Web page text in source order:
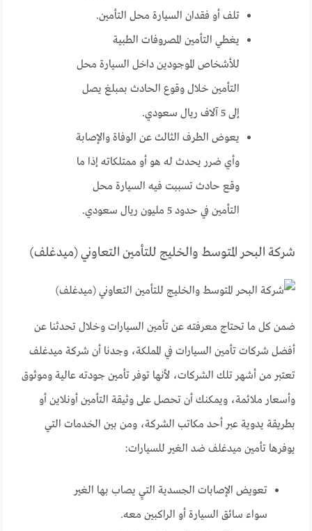
تلف أو فقدان السيارة محل التأمين.
يغطي التأمين المصروفات الطبية
للأشخاص الموجودين داخل السيارة محل
التأمين خلال وقوع الحادث بمبلغ يصل
إلى 5 آلاف ريال سعودي.
يعوض الطرف الثالث عن الوفاة والإصابة
وأي ضرر يحدث له هو أو ممتلكاته إذا ما
وقع حادث تسببت فيه السيارة محل
التأمين في حدود 5 مليون ريال سعودي.
شركة البحر المتوسط ​​والخليج للتأمين التعاوني (ميدغلف)
ضمن كل ما تحتاج معرفته عن تأمين السيارات وخلال تحدثنا عن
أفضل شركات تأمين السيارات في المملكة، وجدنا أن شركة ميدغلف
تعتبر من أشهر تلك الشركات، لأنها توفر تأمين جودته عالية وموثوق
وأسعار ملائمة، ويمكنك أن تحصل على وثيقة التأمين أونلاين أو
بطريقة يدوية عبر أحد مكاتب الشركة، ومن بين الخدمات التي
يوفرها تأمين ميدغلف ضد الغير للسيارات:
تعويض الإصابات الجسدية التيِ يصاب بها الغير
سواء سائق السيارة أو الراكبين معه.